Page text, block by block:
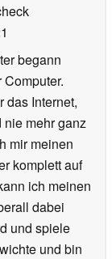
begann
das Internet,
mehr ganz
mir meinen
komplett auf
ich meinen
dabei
und spiele
und bin